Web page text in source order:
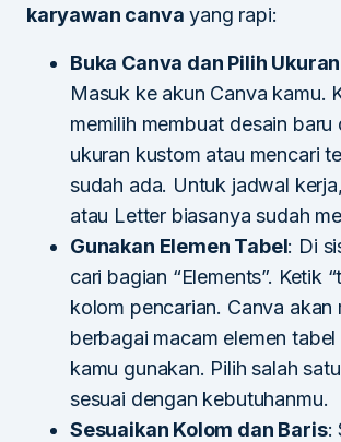
karyawan canva yang rapi:
Buka Canva dan Pilih
Masuk ke akun Canva kamu.
memilih membuat desain baru
ukuran kustom atau mencari
sudah ada. Untuk jadwal
atau Letter biasanya sudah
Gunakan Elemen Tabel: Di
cari bagian “Elements”. Ketik
kolom pencarian. Canva akan
berbagai macam elemen
kamu gunakan. Pilih salah
sesuai dengan kebutuhanmu.
Sesuaikan Kolom dan Baris: